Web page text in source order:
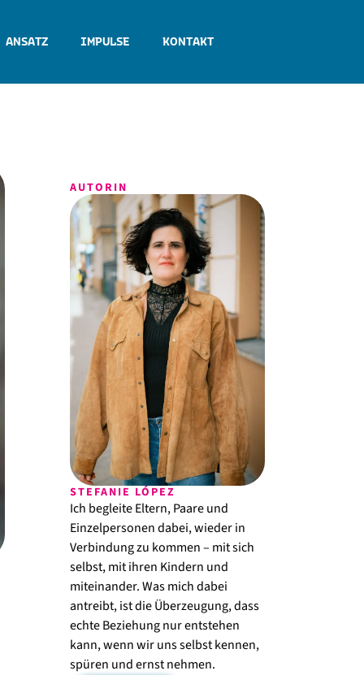
IMPULSE KONTAKT
AUTORIN
STEFANIE LÓPEZ
Ich begleite Eltern, Paare und
Einzelpersonen dabei, wieder in
Verbindung zu kommen – mit sich
selbst, mit ihren Kindern und
miteinander. Was mich dabei
antreibt, ist die Überzeugung, dass
echte Beziehung nur entstehen
kann, wenn wir uns selbst kennen,
spüren und ernst nehmen.